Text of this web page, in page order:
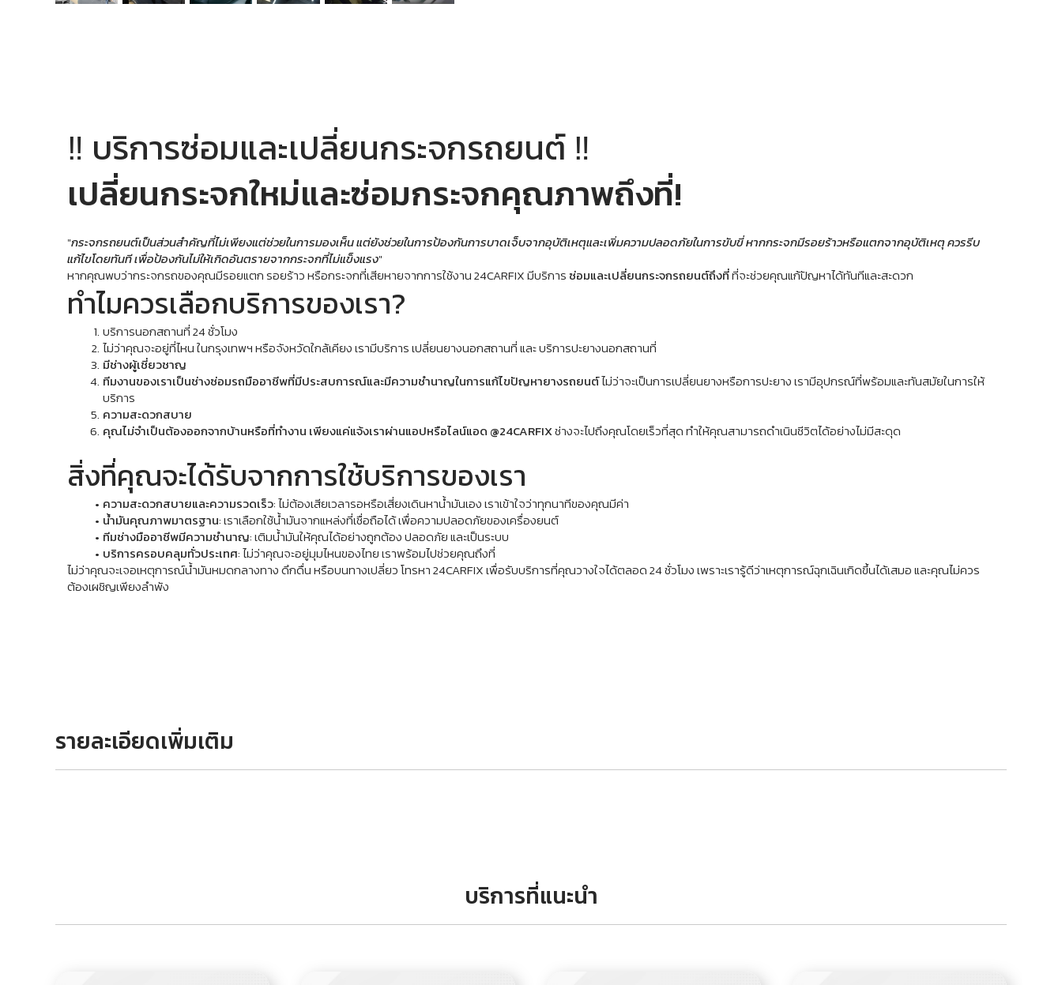
‼️ บริการซ่อมและเปลี่ยนกระจกรถยนต์ ‼️
เปลี่ยนกระจกใหม่และซ่อมกระจกคุณภาพถึงที่!
"กระจกรถยนต์เป็นส่วนสำคัญที่ไม่เพียงแต่ช่วยในการมองเห็น แต่ยังช่วยในการป้องกันการบาดเจ็บจากอุบัติเหตุและเพิ่มความปลอดภัยในการขับขี่ หากกระจกมีรอยร้าวหรือแตกจากอุบัติเหตุ ควรรีบ
แก้ไขโดยทันที เพื่อป้องกันไม่ให้เกิดอันตรายจากกระจกที่ไม่แข็งแรง"
หากคุณพบว่ากระจกรถของคุณมีรอยแตก รอยร้าว หรือกระจกที่เสียหายจากการใช้งาน 24CARFIX มีบริการ ซ่อมและเปลี่ยนกระจกรถยนต์ถึงที่ ที่จะช่วยคุณแก้ปัญหาได้ทันทีและสะดวก
ทำไมควรเลือกบริการของเรา?
บริการนอกสถานที่ 24 ชั่วโมง
ไม่ว่าคุณจะอยู่ที่ไหน ในกรุงเทพฯ หรือจังหวัดใกล้เคียง เรามีบริการ เปลี่ยนยางนอกสถานที่ และ บริการปะยางนอกสถานที่
มีช่างผู้เชี่ยวชาญ
ทีมงานของเราเป็นช่างซ่อมรถมืออาชีพที่มีประสบการณ์และมีความชำนาญในการแก้ไขปัญหายางรถยนต์ ไม่ว่าจะเป็นการเปลี่ยนยางหรือการปะยาง เรามีอุปกรณ์ที่พร้อมและทันสมัยในการให้
บริการ
ความสะดวกสบาย
คุณไม่จำเป็นต้องออกจากบ้านหรือที่ทำงาน เพียงแค่แจ้งเราผ่านแอปหรือไลน์แอด @24CARFIXช่างจะไปถึงคุณโดยเร็วที่สุด ทำให้คุณสามารถดำเนินชีวิตได้อย่างไม่มีสะดุด
สิ่งที่คุณจะได้รับจากการใช้บริการของเรา
ความสะดวกสบายและความรวดเร็ว: ไม่ต้องเสียเวลารอหรือเสี่ยงเดินหาน้ำมันเอง เราเข้าใจว่าทุกนาทีของคุณมีค่า
น้ำมันคุณภาพมาตรฐาน: เราเลือกใช้น้ำมันจากแหล่งที่เชื่อถือได้ เพื่อความปลอดภัยของเครื่องยนต์
ทีมช่างมืออาชีพมีความชำนาญ: เติมน้ำมันให้คุณได้อย่างถูกต้อง ปลอดภัย และเป็นระบบ
บริการครอบคลุมทั่วประเทศ: ไม่ว่าคุณจะอยู่มุมไหนของไทย เราพร้อมไปช่วยคุณถึงที่
ไม่ว่าคุณจะเจอเหตุการณ์น้ำมันหมดกลางทาง ดึกดื่น หรือบนทางเปลี่ยว โทรหา 24CARFIX เพื่อรับบริการที่คุณวางใจได้ตลอด 24 ชั่วโมง เพราะเรารู้ดีว่าเหตุการณ์ฉุกเฉินเกิดขึ้นได้เสมอ และคุณไม่ควร
ต้องเผชิญเพียงลำพัง
รายละเอียดเพิ่มเติม
บริการที่แนะนำ